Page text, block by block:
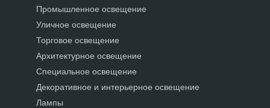
Промышленное освещение
Уличное освещение
Торговое освещение
Архитектурное освещение
Специальное освещение
Декоративное и интерьерное освещение
Лампы